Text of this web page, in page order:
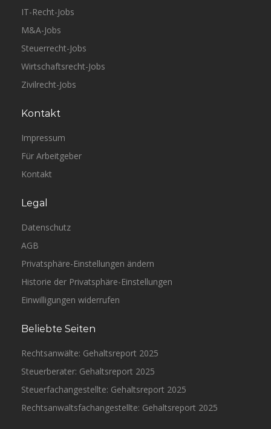
IT-Recht-Jobs
M&A-Jobs
Steuerrecht-Jobs
Wirtschaftsrecht-Jobs
Zivilrecht-Jobs
Kontakt
Impressum
Für Arbeitgeber
Kontakt
Legal
Datenschutz
AGB
Privatsphäre-Einstellungen ändern
Historie der Privatsphäre-Einstellungen
Einwilligungen widerrufen
Beliebte Seiten
Rechtsanwälte: Gehaltsreport 2025
Steuerberater: Gehaltsreport 2025
Steuerfachangestellte: Gehaltsreport 2025
Rechtsanwaltsfachangestellte: Gehaltsreport 2025